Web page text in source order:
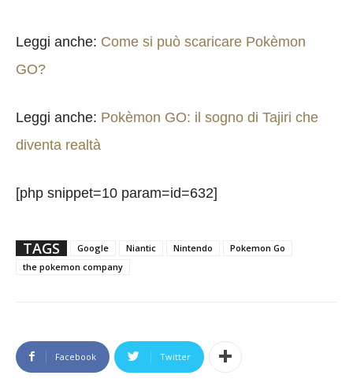
Leggi anche: Come si può scaricare Pokèmon
GO?
Leggi anche: Pokèmon GO: il sogno di Tajiri che
diventa realtà
[php snippet=10 param=id=632]
TAGS Google Niantic Nintendo
Pokemon Go
the pokemon company
Facebook Twitter